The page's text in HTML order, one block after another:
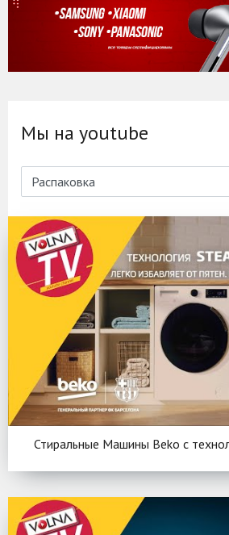
Мы на youtube
Стиральные Машины Beko c